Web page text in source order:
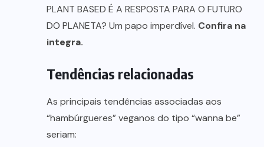
PLANT BASED É A RESPOSTA PARA O FUTURO
DO PLANETA? Um papo imperdível. Confira na
integra.
Tendências relacionadas
As principais tendências associadas aos
“hambúrgueres” veganos do tipo “wanna be”
seriam: